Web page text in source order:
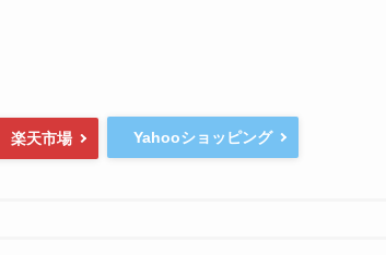
楽天市場 Yahooショッピング